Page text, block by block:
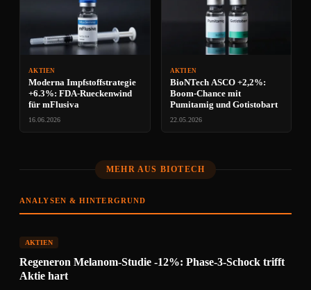
AKTIEN
Moderna Impfstoffstrategie
+6.3%: FDA-Rueckenwind
für mFlusiva
16.06.2026
AKTIEN
BioNTech ASCO +2,2%:
Boom-Chance mit
Pumitamig und Gotistobart
22.05.2026
MEHR AUS BIOTECH
ANALYSEN & HINTERGRUND
AKTIEN
Regeneron Melanom-Studie -12%: Phase-3-Schock trifft
Aktie hart